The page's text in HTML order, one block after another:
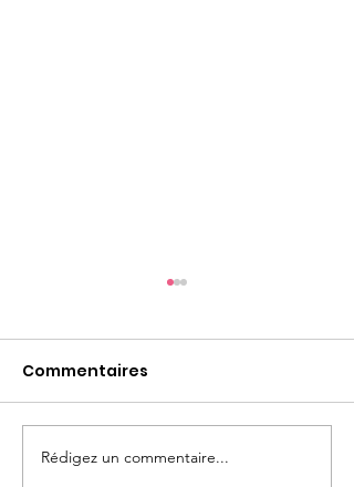
Recette du fameux
Commentaires
Rédigez un commentaire...